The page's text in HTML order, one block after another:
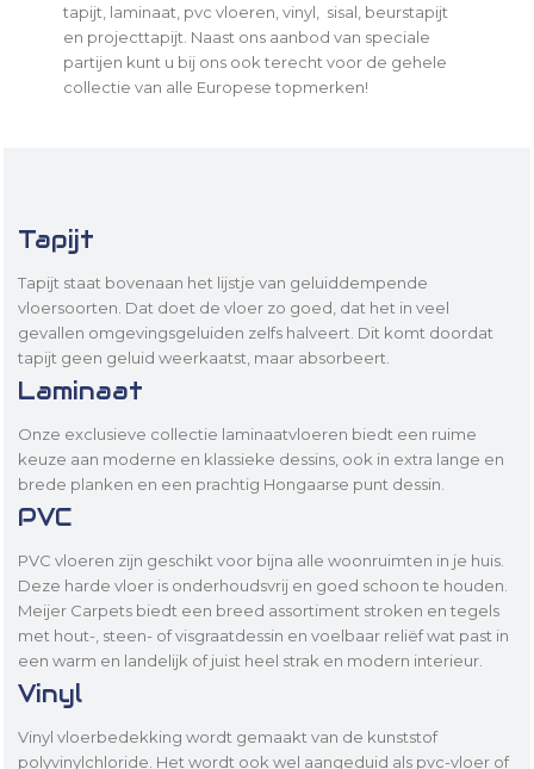
tapijt, laminaat, pvc vloeren, vinyl, sisal, beurstapijt
en projecttapijt. Naast ons aanbod van speciale
partijen kunt u bij ons ook terecht voor de gehele
collectie van alle Europese topmerken!
Tapijt
Tapijt staat bovenaan het lijstje van geluiddempende
vloersoorten. Dat doet de vloer zo goed, dat het in veel
gevallen omgevingsgeluiden zelfs halveert. Dit komt doordat
tapijt geen geluid weerkaatst, maar absorbeert.
Laminaat
Onze exclusieve collectie laminaatvloeren biedt een ruime
keuze aan moderne en klassieke dessins, ook in extra lange en
brede planken en een prachtig Hongaarse punt dessin.
PVC
PVC vloeren zijn geschikt voor bijna alle woonruimten in je huis.
Deze harde vloer is onderhoudsvrij en goed schoon te houden.
Meijer Carpets biedt een breed assortiment stroken en tegels
met hout-, steen- of visgraatdessin en voelbaar reliëf wat past in
een warm en landelijk of juist heel strak en modern interieur.
Vinyl
Vinyl vloerbedekking wordt gemaakt van de kunststof
polyvinylchloride. Het wordt ook wel aangeduid als pvc-vloer of